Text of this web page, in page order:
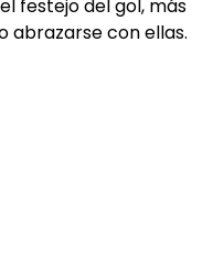
festejo del gol, más
abrazarse con ellas.